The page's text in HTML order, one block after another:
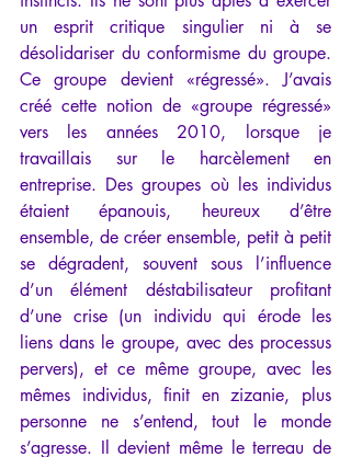
un esprit critique singulier ni à se
désolidariser du conformisme du groupe.
Ce groupe devient «régressé». J’avais
créé cette notion de «groupe régressé»
vers les années 2010, lorsque je
travaillais sur le harcèlement en
entreprise. Des groupes où les individus
étaient épanouis, heureux d’être
ensemble, de créer ensemble, petit à petit
se dégradent, souvent sous l’influence
d’un élément déstabilisateur profitant
d’une crise (un individu qui érode les
liens dans le groupe, avec des processus
pervers), et ce même groupe, avec les
mêmes individus, finit en zizanie, plus
personne ne s’entend, tout le monde
s’agresse. Il devient même le terreau de